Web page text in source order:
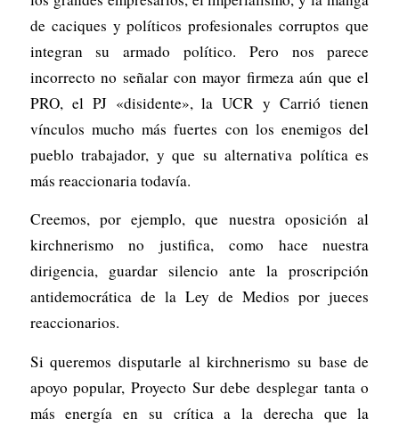
de caciques y políticos profesionales corruptos que
integran su armado político. Pero nos parece
incorrecto no señalar con mayor firmeza aún que el
PRO, el PJ «disidente», la UCR y Carrió tienen
vínculos mucho más fuertes con los enemigos del
pueblo trabajador, y que su alternativa política es
más reaccionaria todavía.
Creemos, por ejemplo, que nuestra oposición al
kirchnerismo no justifica, como hace nuestra
dirigencia, guardar silencio ante la proscripción
antidemocrática de la Ley de Medios por jueces
reaccionarios.
Si queremos disputarle al kirchnerismo su base de
apoyo popular, Proyecto Sur debe desplegar tanta o
más energía en su crítica a la derecha que la